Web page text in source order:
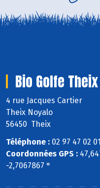
Bio Golfe Theix
4 rue Jacques Cartier
Theix Noyalo
56450 Theix
Téléphone : 02 97 47 02 01
Coordonnées GPS :
-2,7067867 °